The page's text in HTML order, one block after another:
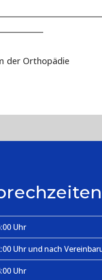
der Orthopädie
Uhr
Uhr und nach
Uhr